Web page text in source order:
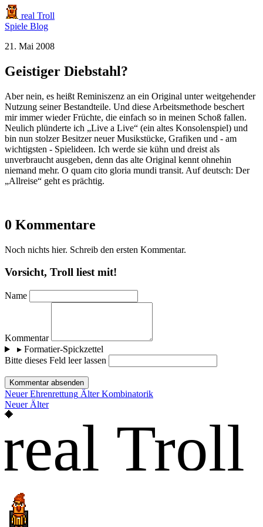
real Troll
Spiele Blog
21. Mai 2008
Geistiger Diebstahl?
Aber nein, es heißt Reminiszenz an ein Original unter weitgehender
Nutzung seiner Bestandteile. Und diese Arbeitsmethode beschert
mir immer wieder Früchte, die einfach so in meinen Schoß fallen.
Neulich plünderte ich „Live a Live“ (ein altes Konsolenspiel) und
bin nun stolzer Besitzer neuer Musikstücke, Grafiken und - am
wichtigsten - Spielideen. Ich werde sie kühn und dreist als
unverbraucht ausgeben, denn das alte Original kennt ohnehin
niemand mehr. O quam cito gloria mundi transit. Auf deutsch: Der
„Allreise“ geht es prächtig.
0 Kommentare
Noch nichts hier. Schreib den ersten Kommentar.
Vorsicht, Troll liest mit!
Name
Kommentar
▸Formatier-Spickzettel
Bitte dieses Feld leer lassen
Kommentar absenden
Neuer Ehrenrettung Älter Kombinatorik
Neuer Älter
real Troll